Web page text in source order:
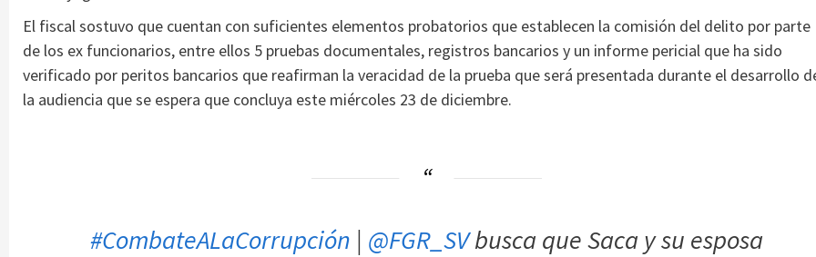
El fiscal sostuvo que cuentan con suficientes elementos probatorios que establecen la comisión del delito por parte
de los ex funcionarios, entre ellos 5 pruebas documentales, registros bancarios y un informe pericial que ha sido
verificado por peritos bancarios que reafirman la veracidad de la prueba que será presentada durante el desarrollo
la audiencia que se espera que concluya este miércoles 23 de diciembre.
#CombateALaCorrupción | @FGR_SVbusca que Saca y su esposa